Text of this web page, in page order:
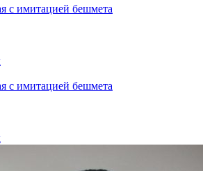
с имитацией бешмета
с имитацией бешмета